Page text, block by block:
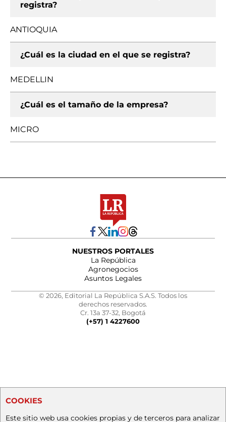
registra?
ANTIOQUIA
¿Cuál es la ciudad en el que se registra?
MEDELLIN
¿Cuál es el tamaño de la empresa?
MICRO
NUESTROS PORTALES
La República
Agronegocios
Asuntos Legales
© 2026, Editorial La República S.A.S. Todos los
derechos reservados.
Cr. 13a 37-32, Bogotá
(+57) 1 4227600
COOKIES
Este sitio web usa cookies propias y de terceros para analizar